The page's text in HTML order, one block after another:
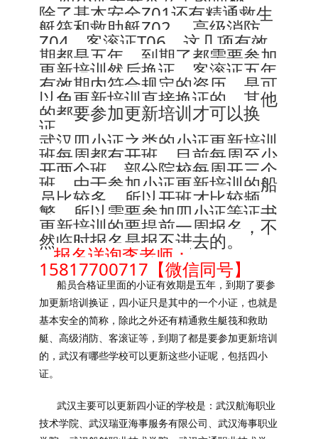
除了基本安全Z01还有精通救生
艇筏和救助艇Z02.、高级消防
Z04、客滚证T06，这几项有效
期都是五年，到期了都需要参加
更新培训然后换证，客滚证五年
有效期内符合规定的资历，是可
以免更新培训直接换证的，其他
的都要参加更新培训才可以换
证。
武汉四小证之类的小证更新培训
班每周都有开班，目前每周至少
开两个班，部分院校每周开三个
班，由于参加小证更新培训的船
员比较多，所以开班才比较频
繁，所以需要参加四小证等证书
更新培训的要提前一周报名，不
然临时报名是报不进去的。
报名详询李老师：
15817700717【微信同号】
船员合格证里面的小证有效期是五年，到期了要参
加更新培训换证，四小证只是其中的一个小证，也就是
基本安全的简称，除此之外还有精通救生艇筏和救助
艇、高级消防、客滚证等，到期了都是要参加更新培训
的，武汉有哪些学校可以更新这些小证呢，包括四小
证。
武汉主要可以更新四小证的学校是：武汉航海职业
技术学院、武汉瑞亚海事服务有限公司、武汉海事职业